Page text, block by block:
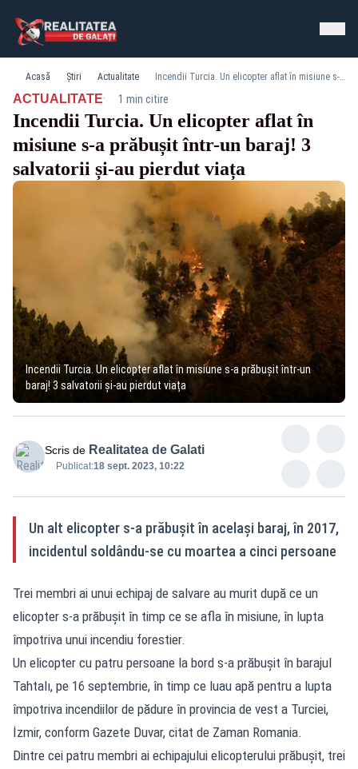
Acasă Știri Actualitate Incendii Turcia. Un elicopter aflat în misiune s-a prăbușit într-un baraj! 3 salvatorii și-au pierdut viața
ACTUALITATE· 1 min citire
Incendii Turcia. Un elicopter aflat în
misiune s-a prăbușit într-un baraj! 3
salvatorii și-au pierdut viața
Incendii Turcia. Un elicopter aflat în misiune s-a prăbușit într-un
baraj! 3 salvatorii și-au pierdut viața
Scris de Realitatea de Galati
Publicat:18 sept. 2023, 10:22
Un alt elicopter s-a prăbuşit în acelaşi baraj, în 2017,
incidentul soldându-se cu moartea a cinci persoane
Trei membri ai unui echipaj de salvare au murit după ce un
elicopter s-a prăbușit în timp ce se afla în misiune, în lupta
împotriva unui incendiu forestier.
Un elicopter cu patru persoane la bord s-a prăbușit în barajul
Tahtalı, pe 16 septembrie, în timp ce luau apă pentru a lupta
împotriva incendiilor de pădure în provincia de vest a Turciei,
İzmir, conform Gazete Duvar, citat de Zaman Romania.
Dintre cei patru membri ai echipajului elicopterului prăbușit, trei